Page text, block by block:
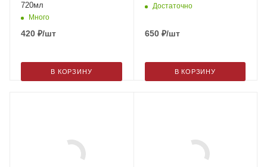
720мл
Много
420 ₽/шт
В КОРЗИНУ
Достаточно
650₽/шт
В КОРЗИНУ